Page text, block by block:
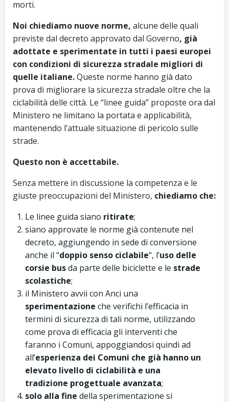
morti.
Noi chiediamo nuove norme, alcune delle quali
previste dal decreto approvato dal Governo, già
adottate e sperimentate in tutti i paesi europei
con condizioni di sicurezza stradale migliori di
quelle italiane.Queste norme hanno già dato
prova di migliorare la sicurezza stradale oltre che la
ciclabilità delle città. Le “linee guida” proposte ora dal
Ministero ne limitano la portata e applicabilità,
mantenendo l’attuale situazione di pericolo sulle
strade.
Questo non è accettabile.
Senza mettere in discussione la competenza e le
giuste preoccupazioni del Ministero, chiediamo che:
Le linee guida siano ritirate;
siano approvate le norme già contenute nel
decreto, aggiungendo in sede di conversione
anche il “doppio senso ciclabile“, l’uso delle
corsie busda parte delle biciclette e le strade
scolastiche;
il Ministero avvii con Anci una
sperimentazione che verifichi l’efficacia in
termini di sicurezza di tali norme, utilizzando
come prova di efficacia gli interventi che
faranno i Comuni, appoggiandosi quindi ad
all’esperienza dei Comuni che già hanno un
elevato livello di ciclabilità e una
tradizione progettuale avanzata;
solo alla fine della sperimentazione si